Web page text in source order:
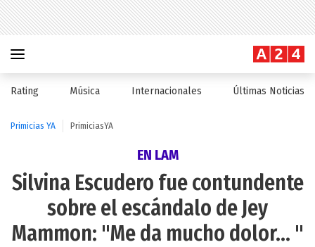
Rating Música Internacionales Últimas Noticias
Primicias YA PrimiciasYA
EN LAM
Silvina Escudero fue contundente
sobre el escándalo de Jey
Mammon: "Me da mucho dolor... "